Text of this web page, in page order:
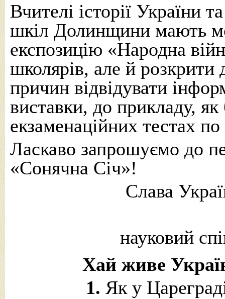
Вчителі історії України
шкіл Долинщини мають
експозицію «Народна
школярів, але й
причин відвідувати
виставки, до прикладу,
екзаменаційних тестах по
Ласкаво запрошуємо до
«Сонячна Січ»!
Слава
науковий
Хай живе
1. Як у